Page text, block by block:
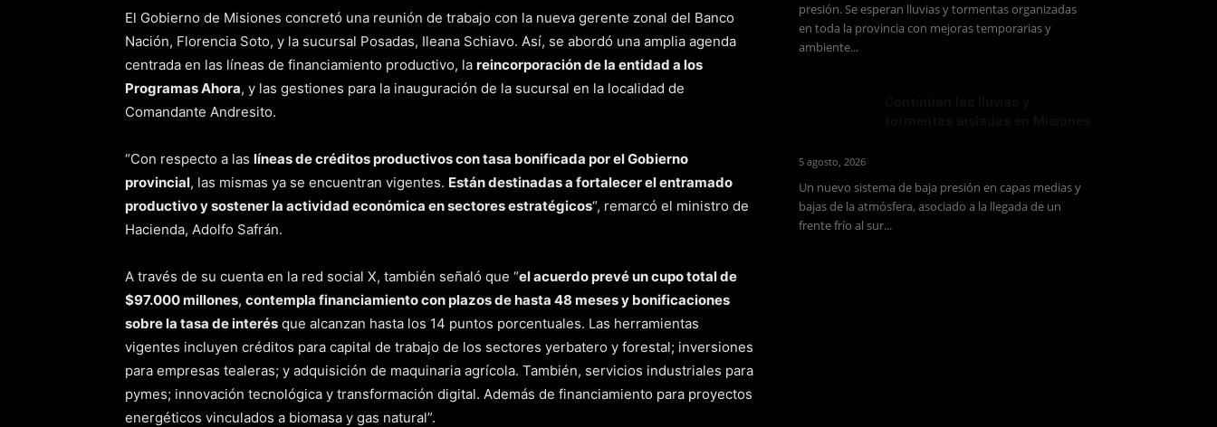
El Gobierno de Misiones concretó una reunión de trabajo con la nueva gerente zonal del Banco
Nación, Florencia Soto, y la sucursal Posadas, Ileana Schiavo. Así, se abordó una amplia agenda
centrada en las líneas de financiamiento productivo, la reincorporación de la entidad a los
Programas Ahora, y las gestiones para la inauguración de la sucursal en la localidad de
Comandante Andresito.
“Con respecto a las líneas de créditos productivos con tasa bonificada por el Gobierno
provincial, las mismas ya se encuentran vigentes. Están destinadas a fortalecer el entramado
productivo y sostener la actividad económica en sectores estratégicos“, remarcó el ministro de
Hacienda, Adolfo Safrán.
A través de su cuenta en la red social X, también señaló que “el acuerdo prevé un cupo total de
$97.000 millones, contempla financiamiento con plazos de hasta 48 meses y bonificaciones
sobre la tasa de interés que alcanzan hasta los 14 puntos porcentuales. Las herramientas
vigentes incluyen créditos para capital de trabajo de los sectores yerbatero y forestal; inversiones
para empresas tealeras; y adquisición de maquinaria agrícola. También, servicios industriales para
pymes; innovación tecnológica y transformación digital. Además de financiamiento para proyectos
energéticos vinculados a biomasa y gas natural”.
presión. Se esperan lluvias y tormentas organizadas
en toda la provincia con mejoras temporarias y
ambiente...
5 agosto, 2026
Un nuevo sistema de baja presión en capas medias y
bajas de la atmósfera, asociado a la llegada de un
frente frío al sur...